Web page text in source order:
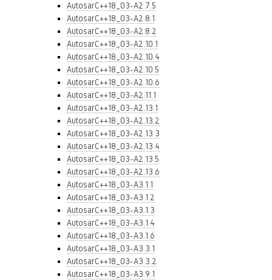
AutosarC++18_03-A2.7.5
AutosarC++18_03-A2.8.1
AutosarC++18_03-A2.8.2
AutosarC++18_03-A2.10.1
AutosarC++18_03-A2.10.4
AutosarC++18_03-A2.10.5
AutosarC++18_03-A2.10.6
AutosarC++18_03-A2.11.1
AutosarC++18_03-A2.13.1
AutosarC++18_03-A2.13.2
AutosarC++18_03-A2.13.3
AutosarC++18_03-A2.13.4
AutosarC++18_03-A2.13.5
AutosarC++18_03-A2.13.6
AutosarC++18_03-A3.1.1
AutosarC++18_03-A3.1.2
AutosarC++18_03-A3.1.3
AutosarC++18_03-A3.1.4
AutosarC++18_03-A3.1.6
AutosarC++18_03-A3.3.1
AutosarC++18_03-A3.3.2
AutosarC++18_03-A3.9.1